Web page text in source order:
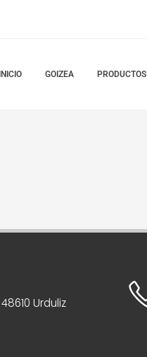
INICIO GOIZEA PRODUCTOS
Urduliz